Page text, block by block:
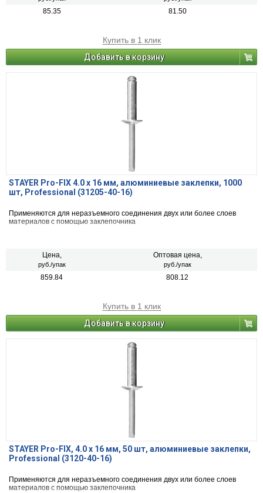
85.35 81.50
Купить в 1 клик
Добавить в корзину
STAYER Pro-FIX 4.0 х 16 мм, алюминиевые заклепки, 1000
шт, Professional (31205-40-16)
Применяются для неразъемного соединения двух или более слоев
материалов с помощью заклепочника
Цена,
руб./упак
Оптовая цена,
руб./упак
859.84 808.12
Купить в 1 клик
Добавить в корзину
STAYER Pro-FIX, 4.0 х 16 мм, 50 шт, алюминиевые заклепки,
Professional (3120-40-16)
Применяются для неразъемного соединения двух или более слоев
материалов с помощью заклепочника